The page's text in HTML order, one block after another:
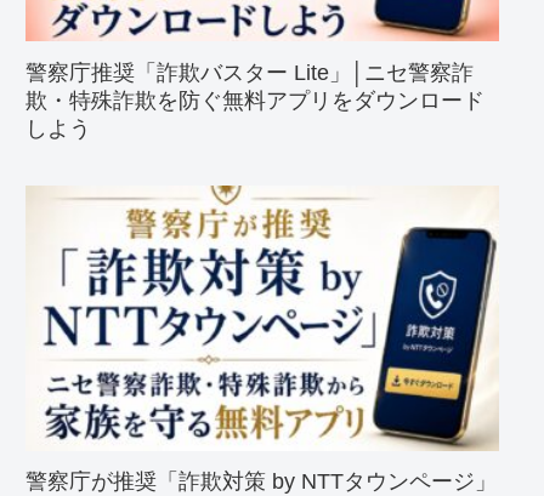
警察庁推奨「詐欺バスター Lite」│ニセ警察詐
欺・特殊詐欺を防ぐ無料アプリをダウンロード
しよう
警察庁が推奨「詐欺対策 by NTTタウンページ」